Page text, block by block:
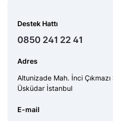
Destek Hattı
0850 241 22 41
Adres
Altunizade Mah. İnci
Üsküdar İstanbul
E-mail